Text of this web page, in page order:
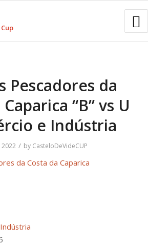
Pescadores da
“B” vs U
e Indústria
2022 / by CasteloDeVideCUP